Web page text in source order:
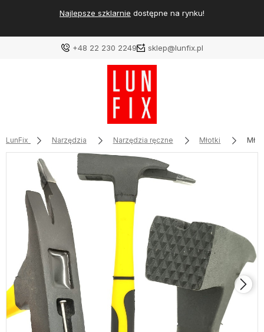
Najlepsze szklarnie dostępne na rynku!
+48 22 230 2249 sklep@lunfix.pl
LunFix Narzędzia Narzędzia ręczne Młotki